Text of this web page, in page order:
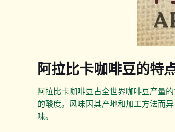
阿拉比卡咖啡豆的特
阿拉比卡咖啡豆占全世界咖啡豆产量
的酸度。风味因其产地和加工方法而
味。